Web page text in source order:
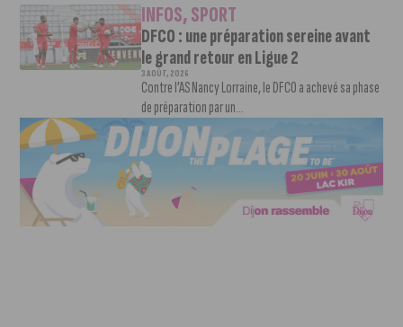
INFOS,SPORT
DFCO : une préparation sereine avant
le grand retour en Ligue 2
3 AOÛT, 2026
Contre l’AS Nancy Lorraine, le DFCO a achevé sa phase
de préparation par un...